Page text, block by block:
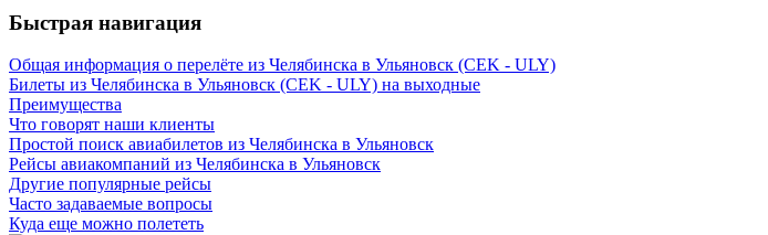
Быстрая навигация
Общая информация о перелёте из Челябинска в Ульяновск (CEK - ULY)
Билеты из Челябинска в Ульяновск (CEK - ULY) на выходные
Преимущества
Что говорят наши клиенты
Простой поиск авиабилетов из Челябинска в Ульяновск
Рейсы авиакомпаний из Челябинска в Ульяновск
Другие популярные рейсы
Часто задаваемые вопросы
Куда еще можно полететь